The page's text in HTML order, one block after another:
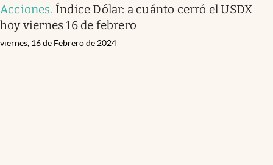
Acciones. Índice Dólar: a cuánto cerró el USDX
hoy viernes 16 de febrero
viernes, 16 de Febrero de 2024